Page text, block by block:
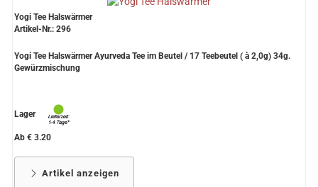
Yogi Tee Halswärmer
Artikel-Nr.: 296
Yogi Tee Halswärmer Ayurveda Tee im Beutel / 17 Teebeutel ( à 2,0g) 34g.
Gewürzmischung
Lager
Ab € 3.20
Artikel anzeigen